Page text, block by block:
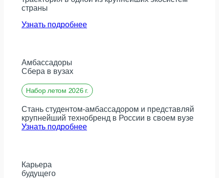
страны
Узнать подробнее
Амбассадоры
Сбера в вузах
Набор летом 2026 г.
Стань студентом-амбассадором и представляй
крупнейший технобренд в России в своем вузе
Узнать подробнее
Карьера
будущего